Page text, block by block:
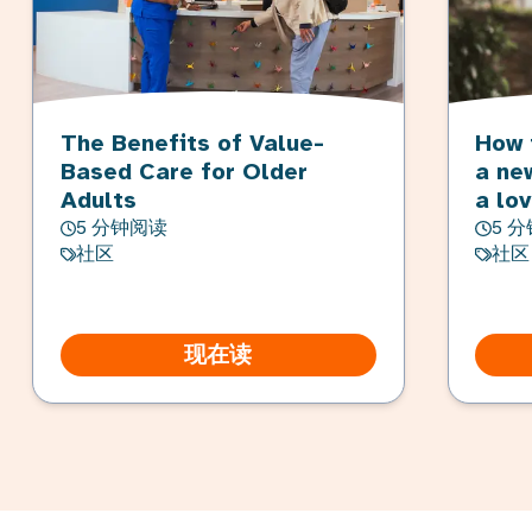
The Benefits of Value-
Based Care for Older
Adults
5 分钟阅读
社区
现在读
a
a
5 分
社区